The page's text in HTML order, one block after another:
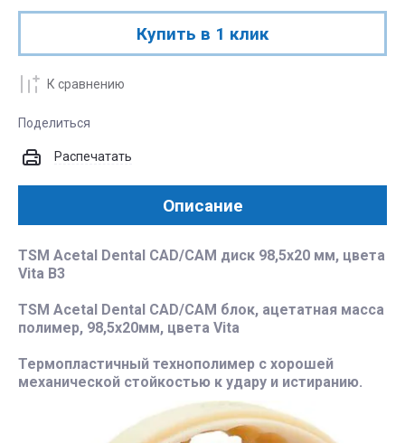
Купить в 1 клик
К сравнению
Поделиться
Распечатать
Описание
TSM Acetal Dental CAD/CAM диск 98,5x20 мм, цвета
Vita B3
TSM Acetal Dental CAD/CAM блок, ацетатная масса
полимер, 98,5x20мм, цвета Vita
Термопластичный технополимер с хорошей
механической стойкостью к удару и истиранию.